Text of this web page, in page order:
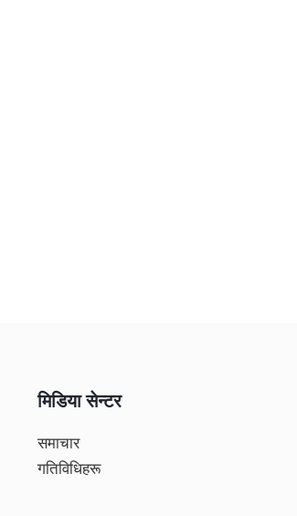
मिडिया सेन्टर
समाचार
गतिविधिहरू